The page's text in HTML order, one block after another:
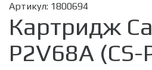
Артикул: 1800694
Картридж
P2V68A